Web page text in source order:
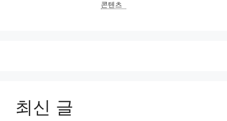
콘텐츠
최신 글